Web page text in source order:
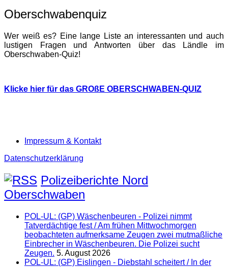
Oberschwabenquiz
Wer weiß es? Eine lange Liste an interessanten und auch
lustigen Fragen und Antworten über das Ländle im
Oberschwaben-Quiz!
Klicke hier für das GROßE OBERSCHWABEN-QUIZ
Impressum & Kontakt
Datenschutzerklärung
Polizeiberichte Nord
Oberschwaben
POL-UL: (GP) Wäschenbeuren - Polizei nimmt
Tatverdächtige fest / Am frühen Mittwochmorgen
beobachteten aufmerksame Zeugen zwei mutmaßliche
Einbrecher in Wäschenbeuren. Die Polizei sucht
Zeugen. 5. August 2026
POL-UL: (GP) Eislingen - Diebstahl scheitert / In der